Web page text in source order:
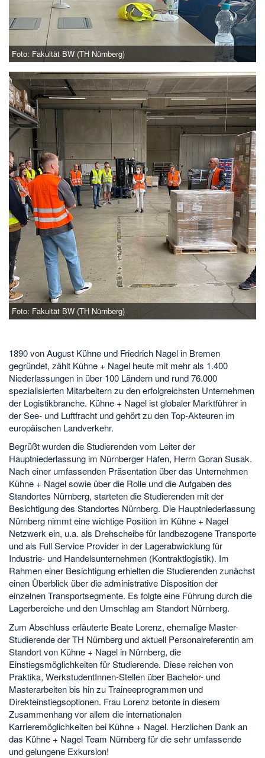
Foto: Fakultät BW (TH Nürnberg)
Foto: Fakultät BW (TH Nürnberg)
1890 von August Kühne und Friedrich Nagel in Bremen
gegründet, zählt Kühne + Nagel heute mit mehr als 1.400
Niederlassungen in über 100 Ländern und rund 76.000
spezialisierten Mitarbeitern zu den erfolgreichsten Unternehmen
der Logistikbranche. Kühne + Nagel ist globaler Marktführer in
der See- und Luftfracht und gehört zu den Top-Akteuren im
europäischen Landverkehr.
Begrüßt wurden die Studierenden vom Leiter der
Hauptniederlassung im Nürnberger Hafen, Herrn Goran Susak.
Nach einer umfassenden Präsentation über das Unternehmen
Kühne + Nagel sowie über die Rolle und die Aufgaben des
Standortes Nürnberg, starteten die Studierenden mit der
Besichtigung des Standortes Nürnberg. Die Hauptniederlassung
Nürnberg nimmt eine wichtige Position im Kühne + Nagel
Netzwerk ein, u.a. als Drehscheibe für landbezogene Transporte
und als Full Service Provider in der Lagerabwicklung für
Industrie- und Handelsunternehmen (Kontraktlogistik). Im
Rahmen einer Besichtigung erhielten die Studierenden zunächst
einen Überblick über die administrative Disposition der
einzelnen Transportsegmente. Es folgte eine Führung durch die
Lagerbereiche und den Umschlag am Standort Nürnberg.
Zum Abschluss erläuterte Beate Lorenz, ehemalige Master-
Studierende der TH Nürnberg und aktuell Personalreferentin am
Standort von Kühne + Nagel in Nürnberg, die
Einstiegsmöglichkeiten für Studierende. Diese reichen von
Praktika, WerkstudentInnen-Stellen über Bachelor- und
Masterarbeiten bis hin zu Traineeprogrammen und
Direkteinstiegsoptionen. Frau Lorenz betonte in diesem
Zusammenhang vor allem die internationalen
Karrieremöglichkeiten bei Kühne + Nagel. Herzlichen Dank an
das Kühne + Nagel Team Nürnberg für die sehr umfassende
und gelungene Exkursion!